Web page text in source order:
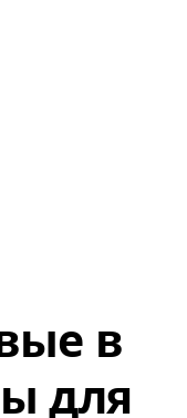
в
для